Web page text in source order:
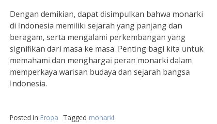
Dengan demikian, dapat disimpulkan bahwa monarki
di Indonesia memiliki sejarah yang panjang dan
beragam, serta mengalami perkembangan yang
signifikan dari masa ke masa. Penting bagi kita untuk
memahami dan menghargai peran monarki dalam
memperkaya warisan budaya dan sejarah bangsa
Indonesia.
Posted in Eropa Tagged monarki